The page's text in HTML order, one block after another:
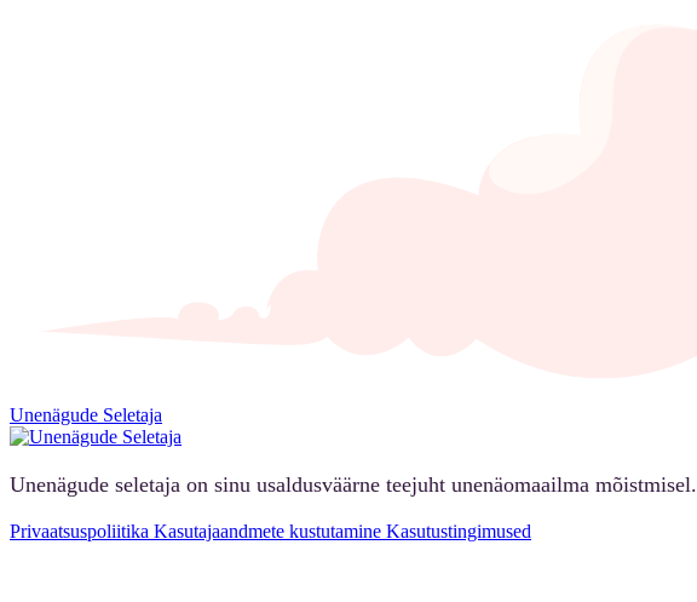
Unenägude Seletaja
Unenägude seletaja on sinu usaldusväärne teejuht unenäomaailma mõistmisel.
Privaatsuspoliitika Kasutajaandmete kustutamine Kasutustingimused